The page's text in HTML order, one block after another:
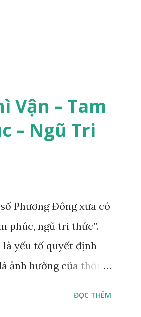
Vận – Tam
– Ngũ Tri
Phương Đông xưa có
phúc, ngũ tri thức”.
là yếu tố quyết định
ảnh hưởng của thời
ĐỌC THÊM